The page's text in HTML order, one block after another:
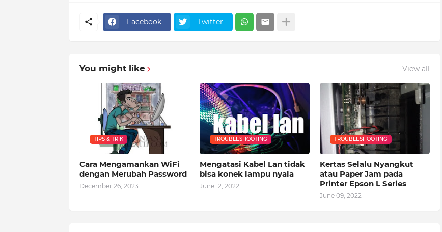
Facebook Twitter
You might like View all
TIPS & TRIK
Cara Mengamankan WiFi
dengan Merubah Password
December 26, 2023
TROUBLESHOOTING
Mengatasi Kabel Lan tidak
bisa konek lampu nyala
June 12, 2022
TROUBLESHOOTING
Kertas Selalu Nyangkut
atau Paper Jam pada
Printer Epson L Series
June 09, 2022